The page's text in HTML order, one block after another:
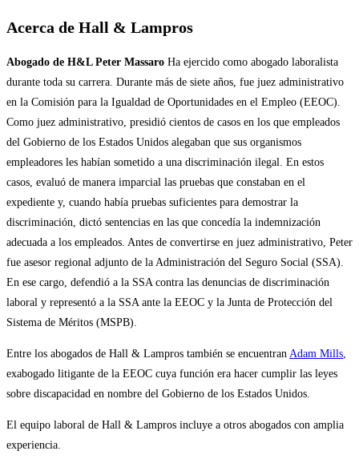
Acerca de Hall & Lampros
Abogado de H&L Peter Massaro Ha ejercido como abogado laboralista
durante toda su carrera. Durante más de siete años, fue juez administrativo
en la Comisión para la Igualdad de Oportunidades en el Empleo (EEOC).
Como juez administrativo, presidió cientos de casos en los que empleados
del Gobierno de los Estados Unidos alegaban que sus organismos
empleadores les habían sometido a una discriminación ilegal. En estos
casos, evaluó de manera imparcial las pruebas que constaban en el
expediente y, cuando había pruebas suficientes para demostrar la
discriminación, dictó sentencias en las que concedía la indemnización
adecuada a los empleados. Antes de convertirse en juez administrativo, Peter
fue asesor regional adjunto de la Administración del Seguro Social (SSA).
En ese cargo, defendió a la SSA contra las denuncias de discriminación
laboral y representó a la SSA ante la EEOC y la Junta de Protección del
Sistema de Méritos (MSPB).
Entre los abogados de Hall & Lampros también se encuentran Adam Mills
exabogado litigante de la EEOC cuya función era hacer cumplir las leyes
sobre discapacidad en nombre del Gobierno de los Estados Unidos.
El equipo laboral de Hall & Lampros incluye a otros abogados con amplia
experiencia.